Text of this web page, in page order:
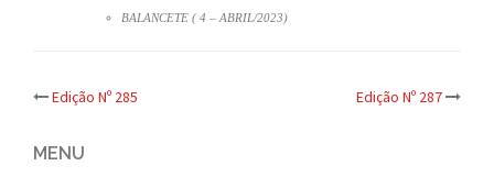
BALANCETE ( 4 – ABRIL/2023)
Post
navigation
Edição Nº 285 Edição Nº 287
MENU